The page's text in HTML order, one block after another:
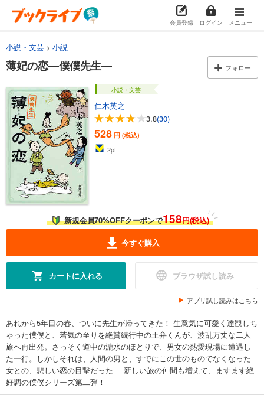
会員登録 ログイン メニュー
小説・文芸 小説
薄妃の恋―僕僕先生― フォロー
小説・文芸
仁木英之
3.8(30)
528 円 (税込)
2pt
新規会員70%OFFクーポンで158円(税込)
今すぐ購入
カートに入れる ブラウザ試し読み
アプリ試し読みはこちら
あれから5年目の春、ついに先生が帰ってきた！ 生意気に可愛く達観しち
ゃった僕僕と、若気の至りを絶賛続行中の王弁くんが、波乱万丈な二人
旅へ再出発。さっそく道中の漉水のほとりで、男女の熱愛現場に遭遇し
た一行。しかしそれは、人間の男と、すでにこの世のものでなくなった
女との、悲しい恋の目撃だった──新しい旅の仲間も増えて、ますます絶
好調の僕僕シリーズ第二弾！